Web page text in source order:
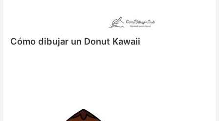
Cómo dibujar un Donut Kawaii